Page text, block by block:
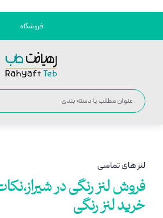
فروشگاه
لنز های تماسی
فروش لنز رنگی در
خرید لنز رنگی